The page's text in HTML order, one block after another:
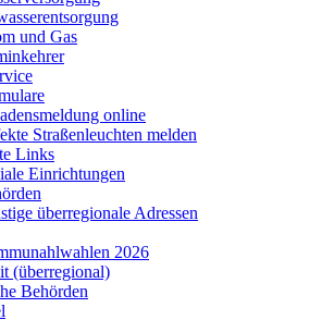
und Gas
online
Straßenleuchten melden
Links
Einrichtungen
überregionale Adressen
2026
(überregional)
Behörden